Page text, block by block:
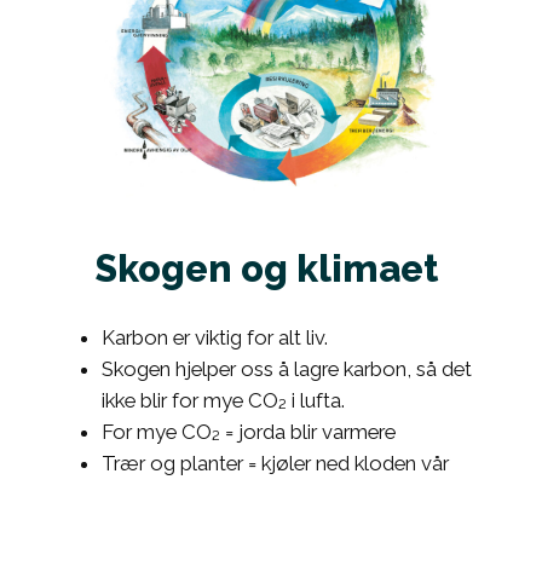
Skogen og klimaet
Karbon er viktig for alt liv.
Skogen hjelper oss å lagre karbon, så det
ikke blir for mye CO₂ i lufta.
For mye CO₂ = jorda blir varmere
Trær og planter = kjøler ned kloden vår